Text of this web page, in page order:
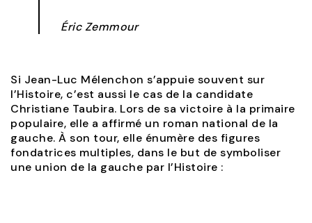
Éric Zemmour
Si Jean-Luc Mélenchon s’appuie souvent sur
l’Histoire, c’est aussi le cas de la candidate
Christiane Taubira. Lors de sa victoire à la primaire
populaire, elle a affirmé un roman national de la
gauche. À son tour, elle énumère des figures
fondatrices multiples, dans le but de symboliser
une union de la gauche par l’Histoire :